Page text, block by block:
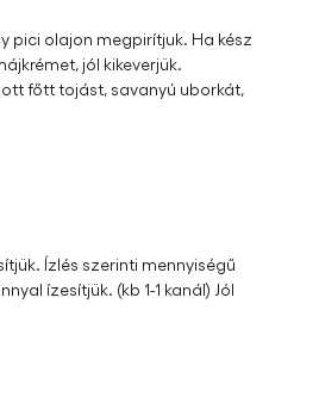
pici olajon megpirítjuk. Ha kész
jól kikeverjük.
főtt tojást, savanyú uborkát,
Ízlés szerinti mennyiségű
ízesítjük. (kb 1-1 kanál) Jól